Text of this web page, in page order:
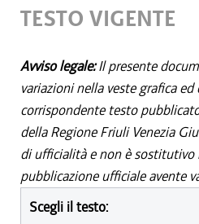
TESTO VIGENTE
Avviso legale:Il presente
variazioni nella veste grafica
corrispondente testo
della Regione Friuli Venezia
di ufficialità e non è sostitutivo
pubblicazione ufficiale avente
Scegli il testo: